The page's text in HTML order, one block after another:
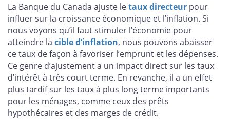
La Banque du Canada ajuste letaux directeur pour
influer sur la croissance économique et l’inflation. Si
nous voyons qu’il faut stimuler l’économie pour
atteindre la cible d’inflation, nous pouvons abaisser
ce taux de façon à favoriser l’emprunt et les dépenses.
Ce genre d’ajustement a un impact direct sur les taux
d’intérêt à très court terme. En revanche, il a un effet
plus tardif sur les taux à plus long terme importants
pour les ménages, comme ceux des prêts
hypothécaires et des marges de crédit.